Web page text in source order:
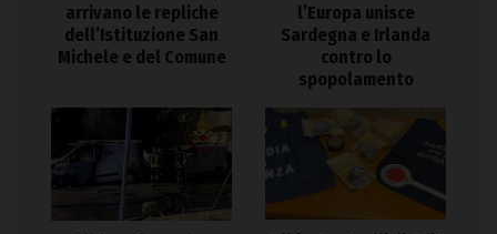
arrivano le repliche
dell’Istituzione San
Michele e del Comune
l’Europa unisce
Sardegna e Irlanda
contro lo
spopolamento